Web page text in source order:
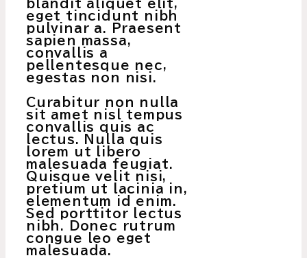
blandit aliquet elit,
eget tincidunt nibh
pulvinar a. Praesent
sapien massa,
convallis a
pellentesque nec,
egestas non nisi.
Curabitur non nulla
sit amet nisl tempus
convallis quis ac
lectus. Nulla quis
lorem ut libero
malesuada feugiat.
Quisque velit nisi,
pretium ut lacinia in,
elementum id enim.
Sed porttitor lectus
nibh. Donec rutrum
congue leo eget
malesuada.